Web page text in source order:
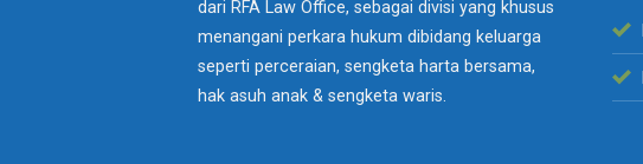
dari RFA Law Office, sebagai divisi yang khusus
menangani perkara hukum dibidang keluarga
seperti perceraian, sengketa harta bersama,
hak asuh anak & sengketa waris.